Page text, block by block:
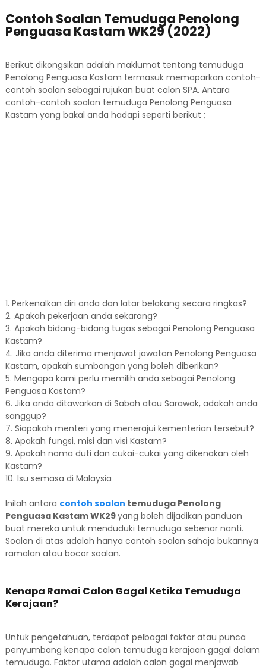
Contoh Soalan Temuduga Penolong
Penguasa Kastam WK29 (2022)
Berikut dikongsikan adalah maklumat tentang temuduga
Penolong Penguasa Kastam termasuk memaparkan contoh-
contoh soalan sebagai rujukan buat calon SPA. Antara
contoh-contoh soalan temuduga Penolong Penguasa
Kastam yang bakal anda hadapi seperti berikut ;
1. Perkenalkan diri anda dan latar belakang secara ringkas?
2. Apakah pekerjaan anda sekarang?
3. Apakah bidang-bidang tugas sebagai Penolong Penguasa
Kastam?
4. Jika anda diterima menjawat jawatan Penolong Penguasa
Kastam, apakah sumbangan yang boleh diberikan?
5. Mengapa kami perlu memilih anda sebagai Penolong
Penguasa Kastam?
6. Jika anda ditawarkan di Sabah atau Sarawak, adakah anda
sanggup?
7. Siapakah menteri yang menerajui kementerian tersebut?
8. Apakah fungsi, misi dan visi Kastam?
9. Apakah nama duti dan cukai-cukai yang dikenakan oleh
Kastam?
10. Isu semasa di Malaysia
Inilah antara contoh soalan temuduga Penolong
Penguasa Kastam WK29yang boleh dijadikan panduan
buat mereka untuk menduduki temuduga sebenar nanti.
Soalan di atas adalah hanya contoh soalan sahaja bukannya
ramalan atau bocor soalan.
Kenapa Ramai Calon Gagal Ketika Temuduga
Kerajaan?
Untuk pengetahuan, terdapat pelbagai faktor atau punca
penyumbang kenapa calon temuduga kerajaan gagal dalam
temuduga. Faktor utama adalah calon gagal menjawab